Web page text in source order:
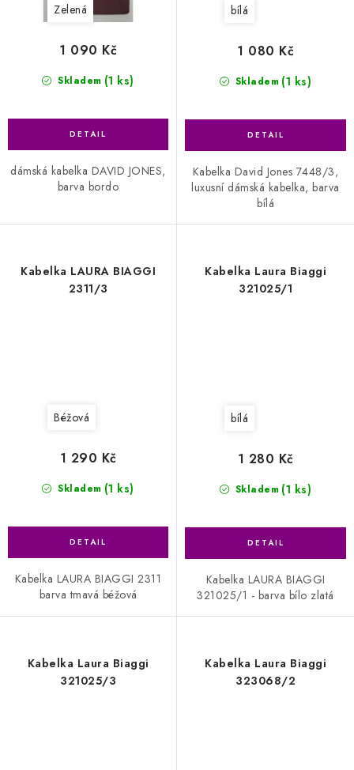
Zelená
Skladem (1 ks)
1 090 Kč
dámská kabelka DAVID JONES,
barva bordo
bílá
Skladem (1 ks)
1 080 Kč
Kabelka David Jones 7448/3,
luxusní dámská kabelka, barva
bílá
Kabelka LAURA BIAGGI
2311/3
Béžová
Skladem (1 ks)
1 290 Kč
Kabelka LAURA BIAGGI 2311
barva tmavá béžová
Kabelka Laura Biaggi
321025/1
bílá
Skladem (1 ks)
1 280 Kč
Kabelka LAURA BIAGGI
321025/1 - barva bílo zlatá
Kabelka Laura Biaggi
321025/3
Kabelka Laura Biaggi
323068/2